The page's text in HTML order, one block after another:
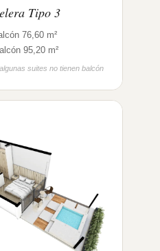
Tipo 3
76,60 m²
95,20 m²
suites no tienen balcón